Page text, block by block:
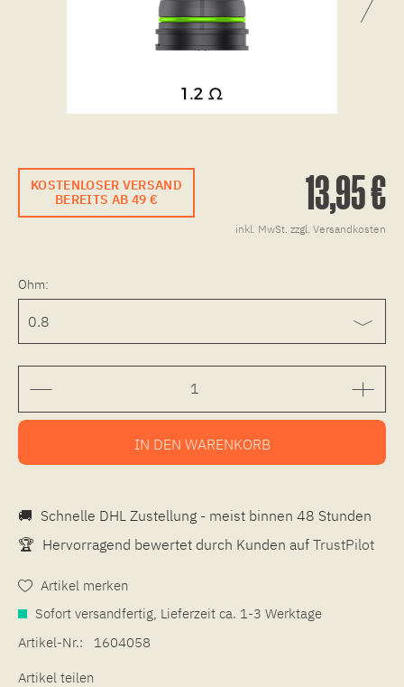
KOSTENLOSER VERSAND
BEREITS AB 49 €
13,95 €
inkl. MwSt. zzgl. Versandkosten
Ohm:
IN DEN WARENKORB
🚚 Schnelle DHL Zustellung - meist binnen 48 Stunden
🏆 Hervorragend bewertet durch Kunden auf TrustPilot
Artikel merken
Sofort versandfertig, Lieferzeit ca. 1-3 Werktage
Artikel-Nr.:
1604058
Artikel teilen